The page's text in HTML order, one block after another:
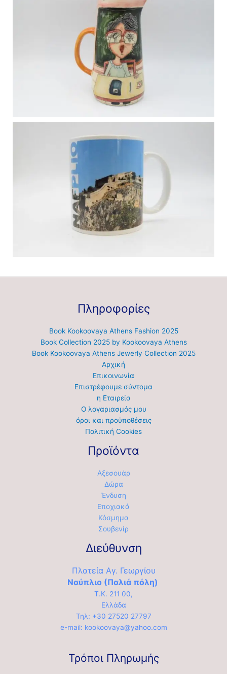
Πληροφορίες
Book Kookoovaya Athens Fashion 2025
Book Collection 2025 by Kookoovaya Athens
Book Kookoovaya Athens Jewerly Collection 2025
Αρχική
Επικοινωνία
Επιστρέφουμε σύντομα
η Εταιρεία
Ο λογαριασμός μου
όροι και προϋποθέσεις
Πολιτική Cookies
Προϊόντα
Αξεσουάρ
Δώρα
Ένδυση
Εποχιακά
Κόσμημα
Σουβενίρ
Διεύθυνση
Πλατεία Αγ. Γεωργίου
Ναύπλιο (Παλιά πόλη)
Τ.Κ. 211 00,
Ελλάδα
Τηλ: +30 27520 27797
e-mail: kookoovaya@yahoo.com
Τρόποι Πληρωμής